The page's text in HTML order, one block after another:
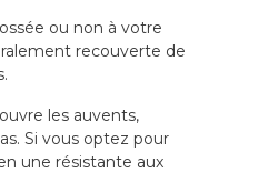
ou non à votre
recouverte de
les auvents,
Si vous optez pour
une résistante aux